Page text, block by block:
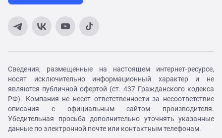
Сведения, размещенные на настоящем интернет-ресурсе,
носят исключительно информационный характер и не
являются публичной офертой (ст. 437 Гражданского кодекса
РФ). Компания не несет ответственности за несоответствие
описания с официальным сайтом производителя.
Убедительная просьба дополнительно уточнять указанные
данные по электронной почте или контактным телефонам.